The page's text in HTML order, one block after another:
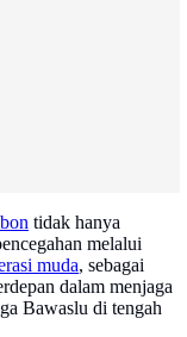
tidak hanya
melalui
muda, sebagai
dalam menjaga
Bawaslu di tengah